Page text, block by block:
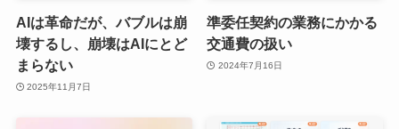
AIは革命だが、バブルは崩
壊するし、崩壊はAIにとど
まらない
2025年11月7日
準委任契約の業務にかかる
交通費の扱い
2024年7月16日